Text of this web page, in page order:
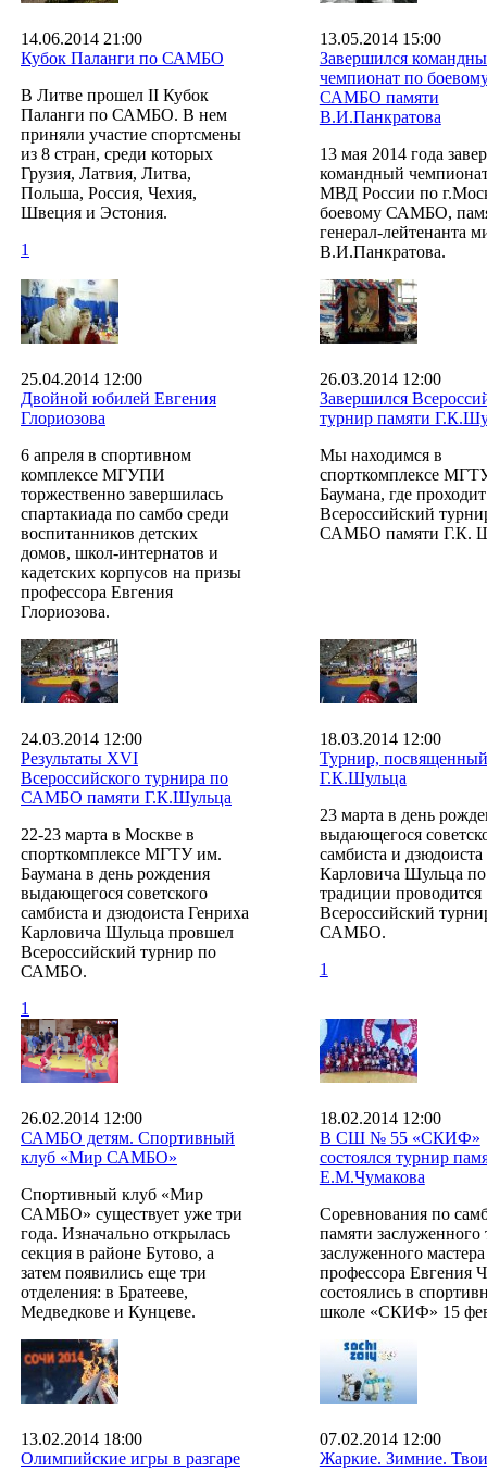
14.06.2014 21:00
Кубок Паланги по САМБО
В Литве прошел II Кубок
Паланги по САМБО. В нем
приняли участие спортсмены
из 8 стран, среди которых
Грузия, Латвия, Литва,
Польша, Россия, Чехия,
Швеция и Эстония.
1
13.05.2014 15:00
Завершился
чемпионат по
САМБО памяти
В.И.Панкратова
13 мая 2014 года
командный
МВД России по
боевому САМБО,
генерал-лейтенанта
В.И.Панкратова.
25.04.2014 12:00
Двойной юбилей Евгения
Глориозова
6 апреля в спортивном
комплексе МГУПИ
торжественно завершилась
спартакиада по самбо среди
воспитанников детских
домов, школ-интернатов и
кадетских корпусов на призы
профессора Евгения
Глориозова.
26.03.2014 12:00
Завершился
турнир памяти
Мы находимся в
спорткомплексе
Баумана, где
Всероссийский
САМБО памяти Г.К.
24.03.2014 12:00
Результаты ХVI
Всероссийского турнира по
САМБО памяти Г.К.Шульца
22-23 марта в Москве в
спорткомплексе МГТУ им.
Баумана в день рождения
выдающегося советского
самбиста и дзюдоиста Генриха
Карловича Шульца провшел
Всероссийский турнир по
САМБО.
1
18.03.2014 12:00
Турнир,
Г.К.Шульца
23 марта в день
выдающегося
самбиста и
Карловича Шульца по
традиции проводится
Всероссийский
САМБО.
1
26.02.2014 12:00
САМБО детям. Спортивный
клуб «Мир САМБО»
Спортивный клуб «Мир
САМБО» существует уже три
года. Изначально открылась
секция в районе Бутово, а
затем появились еще три
отделения: в Братееве,
Медведкове и Кунцеве.
18.02.2014 12:00
В СШ № 55 «СКИФ»
состоялся турнир
Е.М.Чумакова
Соревнования по
памяти заслуженного
заслуженного
профессора Евгения
состоялись в
школе «СКИФ» 15
13.02.2014 18:00
Олимпийские игры в разгаре
07.02.2014 12:00
Жаркие. Зимние.